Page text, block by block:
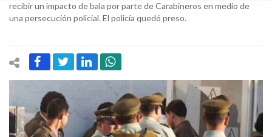
recibir un impacto de bala por parte de Carabineros en medio de
una persecución policial. El policía quedó preso.